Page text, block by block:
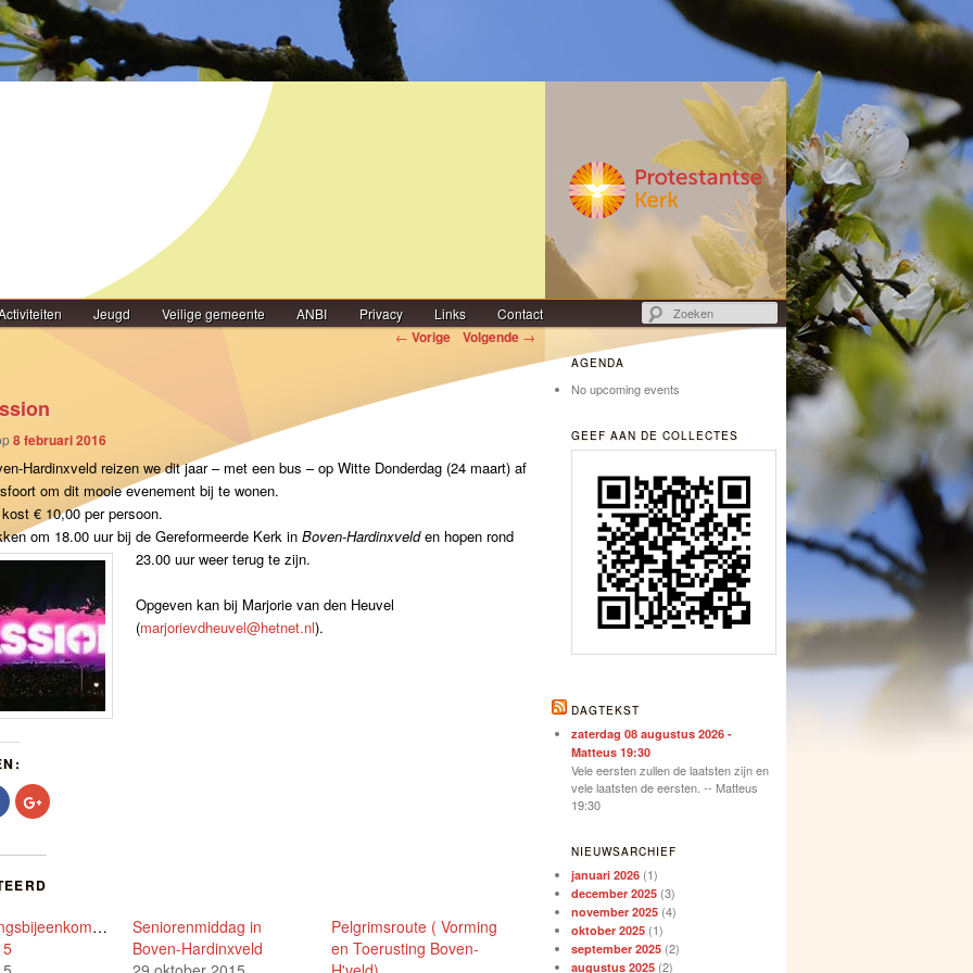
Jeugd Veilige gemeente ANBI Privacy Links Contact
Zoeken
← Vorige Volgende →
8 februari 2016
Hardinxveld reizen we dit jaar – met een bus – op Witte Donderdag (24 maart) af
om dit mooie evenement bij te wonen.
€ 10,00 per persoon.
om 18.00 uur bij de Gereformeerde Kerk in Boven-Hardinxveld en hopen rond
23.00 uur weer terug te zijn.
Opgeven kan bij Marjorie van den Heuvel
(marjorievdheuvel@hetnet.nl).
Klik
om
in
venster
geopend)
Klik
om
in
venster
Seniorenmiddag in
Boven-Hardinxveld
Pelgrimsroute ( Vorming
en Toerusting Boven-
AGENDA
No upcoming events
GEEF AAN DE COLLECTES
DAGTEKST
zaterdag 08 augustus 2026 -
Matteus 19:30
Vele eersten zullen de laatsten zijn en
vele laatsten de eersten. -- Matteus
19:30
NIEUWSARCHIEF
januari 2026 (1)
december 2025 (3)
november 2025 (4)
oktober 2025 (1)
september 2025 (2)
augustus 2025 (2)